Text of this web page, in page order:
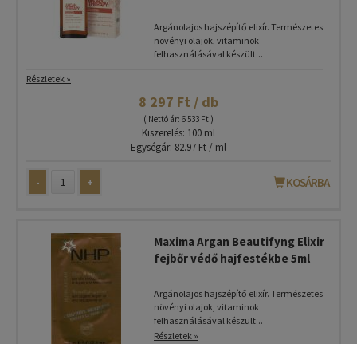
Argánolajos hajszépítő elixír. Természetes
növényi olajok, vitaminok
felhasználásával készült...
Részletek »
8 297 Ft / db
( Nettó ár: 6 533 Ft )
Kiszerelés: 100 ml
Egységár: 82.97 Ft / ml
- + KOSÁRBA
Maxima Argan Beautifyng Elixir
fejbőr védő hajfestékbe 5ml
Argánolajos hajszépítő elixír. Természetes
növényi olajok, vitaminok
felhasználásával készült...
Részletek »